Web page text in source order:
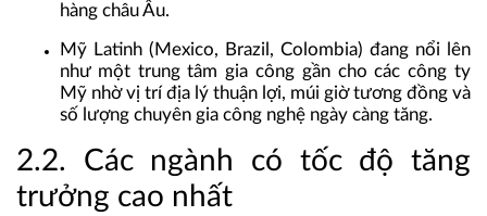
hàng châu Âu.
Mỹ Latinh (Mexico, Brazil, Colombia) đang nổi lên
như một trung tâm gia công gần cho các công ty
Mỹ nhờ vị trí địa lý thuận lợi, múi giờ tương đồng và
số lượng chuyên gia công nghệ ngày càng tăng.
2.2. Các ngành có tốc độ tăng
trưởng cao nhất